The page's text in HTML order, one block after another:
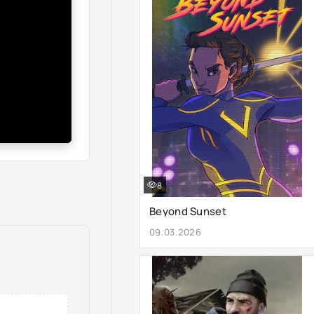
Beyond Sunset
09.03.2026
8